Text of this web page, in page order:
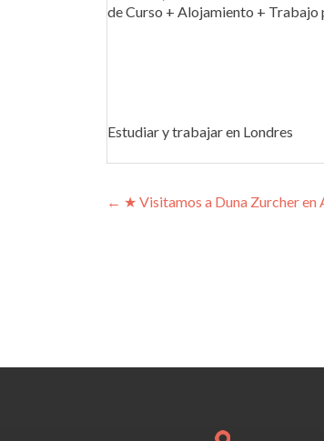
de Curso + Alojamiento + Trabajo
Estudiar y trabajar en Londres
Navegación de
← ★ Visitamos a Duna Zurcher en